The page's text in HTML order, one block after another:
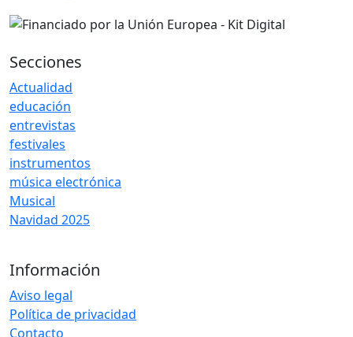
Secciones
Actualidad
educación
entrevistas
festivales
instrumentos
música electrónica
Musical
Navidad 2025
Información
Aviso legal
Política de privacidad
Contacto